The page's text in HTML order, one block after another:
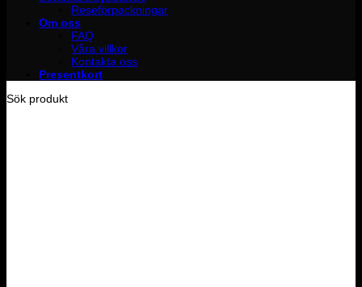
Reseförpackningar
Om oss
FAQ
Våra villkor
Kontakta oss
Presentkort
Sök produkt